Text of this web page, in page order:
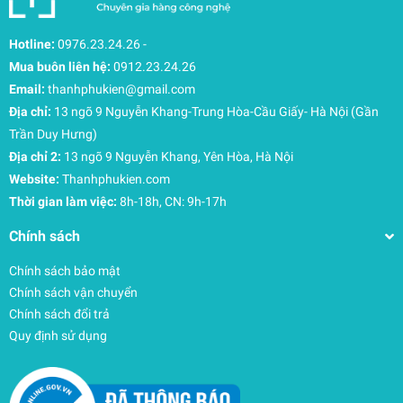
Ngăn bảo vệ thiết bị công
nghệ
Bảo vệ an toàn cho các thiết bị của bạn với ngăn
đựng thiết bị được lót vải nhung dày dặn, phù hợp
cho máy tính xách tay MacBook Pro. Ngăn
chuyên dụng này đảm bảo các thiết bị giá trị của
bạn luôn an toàn trong quá trình di chuyển hoặc
du lịch.
Bền bỉ & bền vững
Được chế tạo từ vật liệu tái chế, túi tote này sử
dụng khóa kéo YKK bền bỉ, chống thấm nước và
chống bắn nước, đảm bảo đồ dùng của bạn luôn
khô ráo trong mọi điều kiện thời tiết. Thiết kế bền
dụng hàng ngày.
Hotline: 0976.23.24.26-
Mua buôn liên hệ: 0912.23.24.26
Email: thanhphukien@gmail.com
Địa chỉ: 13 ngõ 9 Nguyễn Khang-Trung Hòa-Cầu Giấy- Hà Nội (Gần
Trần Duy Hưng)
Địa chỉ 2: 13 ngõ 9 Nguyễn Khang, Yên Hòa, Hà Nội
Website: Thanhphukien.com
Thời gian làm việc: 8h-18h, CN: 9h-17h
Chính sách
Chính sách bảo mật
Chính sách vận chuyển
Chính sách đổi trả
Quy định sử dụng